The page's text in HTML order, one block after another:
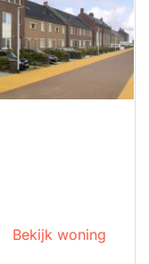
Bekijk woning